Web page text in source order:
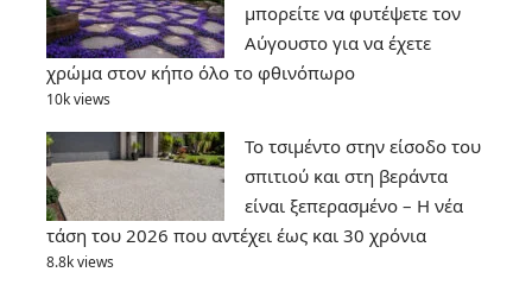
μπορείτε να φυτέψετε τον
Αύγουστο για να έχετε
χρώμα στον κήπο όλο το φθινόπωρο
10k views
Το τσιμέντο στην είσοδο του
σπιτιού και στη βεράντα
είναι ξεπερασμένο – Η νέα
τάση του 2026 που αντέχει έως και 30 χρόνια
8.8k views